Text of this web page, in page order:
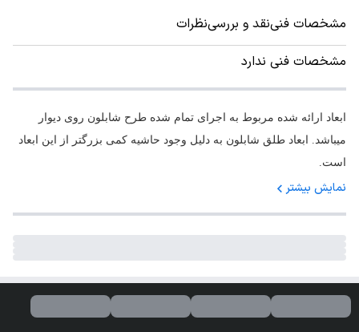
مشخصات فنینقد و بررسینظرات
مشخصات فنی ندارد
ابعاد ارائه شده مربوط به اجرای تمام شده طرح شابلون روی دیوار
میباشد. ابعاد طلق شابلون به دلیل وجود حاشیه کمی بزرگتر از این ابعاد
است.
نمایش بیشتر